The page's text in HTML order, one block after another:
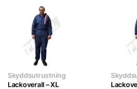
Skyddsutrustning
Lackoverall – XL